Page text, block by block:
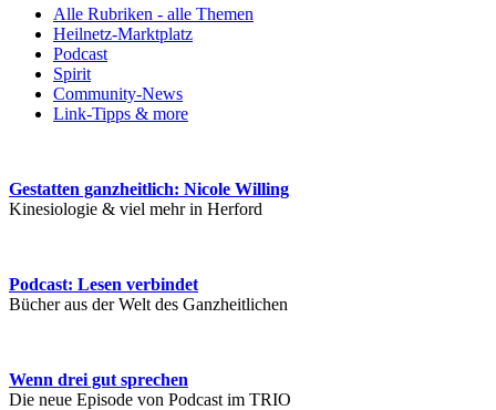
Alle Rubriken - alle Themen
Heilnetz-Marktplatz
Podcast
Spirit
Community-News
Link-Tipps & more
Gestatten ganzheitlich: Nicole Willing
Kinesiologie & viel mehr in Herford
Podcast: Lesen verbindet
Bücher aus der Welt des Ganzheitlichen
Wenn drei gut sprechen
Die neue Episode von Podcast im TRIO